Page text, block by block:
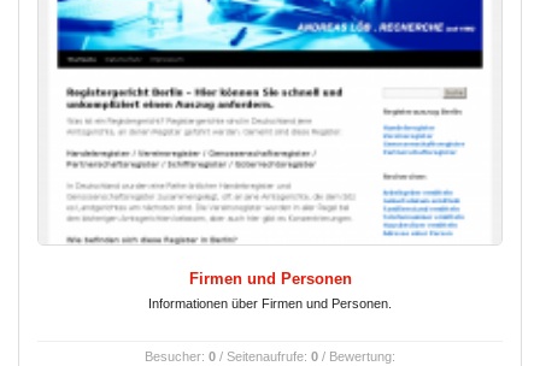
Firmen und Personen
Informationen über Firmen und Personen.
Besucher: 0 / Seitenaufrufe: 0 / Bewertung: